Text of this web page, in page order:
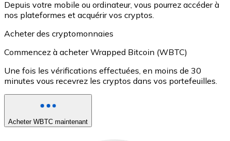
Depuis votre mobile ou ordinateur, vous pourrez accéder à
nos plateformes et acquérir vos cryptos.
Acheter des cryptomonnaies
Commencez à acheter Wrapped Bitcoin (WBTC)
Une fois les vérifications effectuées, en moins de 30
minutes vous recevrez les cryptos dans vos portefeuilles.
Acheter WBTC maintenant